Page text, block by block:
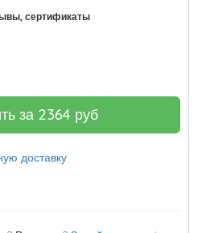
сертификаты
за 2364 руб
доставку